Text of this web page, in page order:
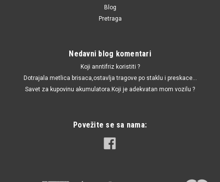
Blog
Pretraga
Nedavni blog komentari
Koji anntifriz koristiti ?
Dotrajala metlica brisaca,ostavlja tragove po staklu i preskace...
Savet za kupovinu akumulatora.Koji je adekvatan mom vozilu ?
Povežite se sa nama: